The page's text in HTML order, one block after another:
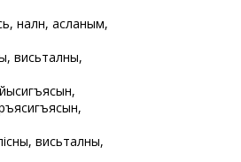
налӧн, асланым,
висьталӧны,
висьталӧны,